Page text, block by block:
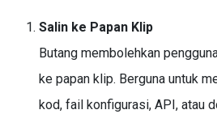
Salin ke Papan Klip
Butang membolehkan
ke papan klip. Berguna untuk
kod, fail konfigurasi, API, atau